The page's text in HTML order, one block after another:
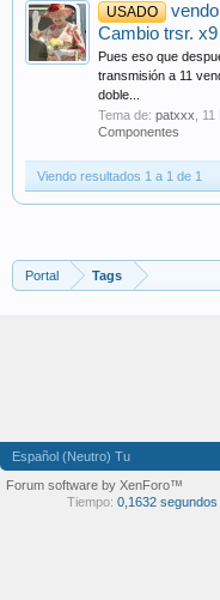
USADO
Cambio trsr. x9
Pues eso que
transmisión a 11
doble...
Tema de: patxxx 11
Componentes
Viendo resultados 1 a 1 de 1
Portal Tags
Español (Neutro) Tu
Forum software by XenForo™
Tiempo: 0,1632 segundos